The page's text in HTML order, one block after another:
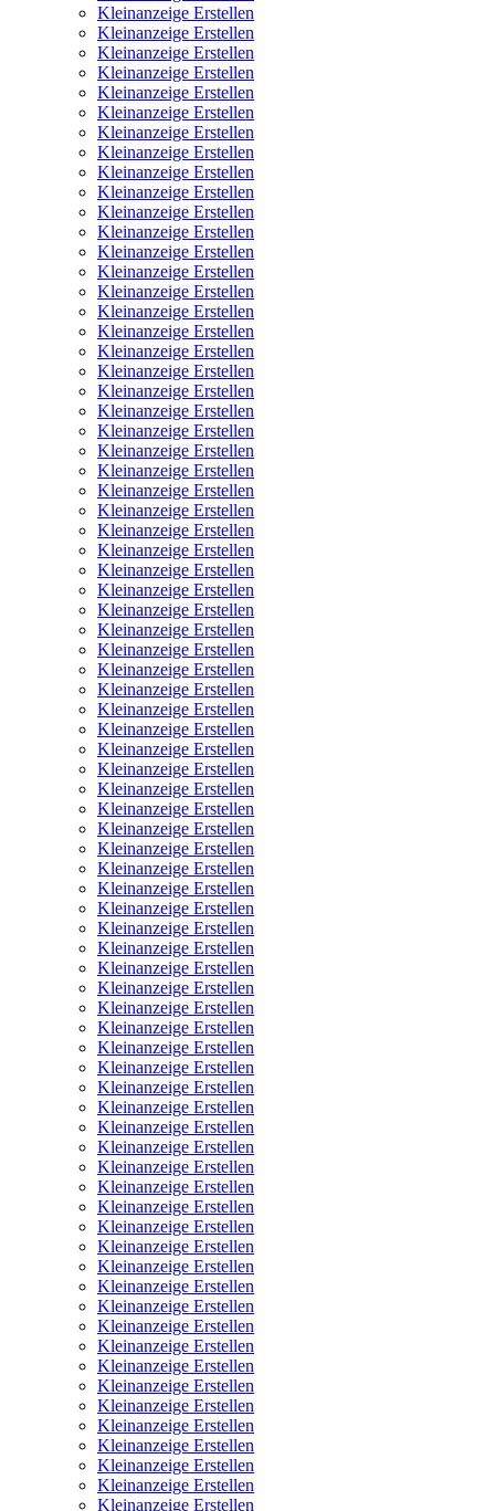
Kleinanzeige Erstellen
Kleinanzeige Erstellen
Kleinanzeige Erstellen
Kleinanzeige Erstellen
Kleinanzeige Erstellen
Kleinanzeige Erstellen
Kleinanzeige Erstellen
Kleinanzeige Erstellen
Kleinanzeige Erstellen
Kleinanzeige Erstellen
Kleinanzeige Erstellen
Kleinanzeige Erstellen
Kleinanzeige Erstellen
Kleinanzeige Erstellen
Kleinanzeige Erstellen
Kleinanzeige Erstellen
Kleinanzeige Erstellen
Kleinanzeige Erstellen
Kleinanzeige Erstellen
Kleinanzeige Erstellen
Kleinanzeige Erstellen
Kleinanzeige Erstellen
Kleinanzeige Erstellen
Kleinanzeige Erstellen
Kleinanzeige Erstellen
Kleinanzeige Erstellen
Kleinanzeige Erstellen
Kleinanzeige Erstellen
Kleinanzeige Erstellen
Kleinanzeige Erstellen
Kleinanzeige Erstellen
Kleinanzeige Erstellen
Kleinanzeige Erstellen
Kleinanzeige Erstellen
Kleinanzeige Erstellen
Kleinanzeige Erstellen
Kleinanzeige Erstellen
Kleinanzeige Erstellen
Kleinanzeige Erstellen
Kleinanzeige Erstellen
Kleinanzeige Erstellen
Kleinanzeige Erstellen
Kleinanzeige Erstellen
Kleinanzeige Erstellen
Kleinanzeige Erstellen
Kleinanzeige Erstellen
Kleinanzeige Erstellen
Kleinanzeige Erstellen
Kleinanzeige Erstellen
Kleinanzeige Erstellen
Kleinanzeige Erstellen
Kleinanzeige Erstellen
Kleinanzeige Erstellen
Kleinanzeige Erstellen
Kleinanzeige Erstellen
Kleinanzeige Erstellen
Kleinanzeige Erstellen
Kleinanzeige Erstellen
Kleinanzeige Erstellen
Kleinanzeige Erstellen
Kleinanzeige Erstellen
Kleinanzeige Erstellen
Kleinanzeige Erstellen
Kleinanzeige Erstellen
Kleinanzeige Erstellen
Kleinanzeige Erstellen
Kleinanzeige Erstellen
Kleinanzeige Erstellen
Kleinanzeige Erstellen
Kleinanzeige Erstellen
Kleinanzeige Erstellen
Kleinanzeige Erstellen
Kleinanzeige Erstellen
Kleinanzeige Erstellen
Kleinanzeige Erstellen
Kleinanzeige Erstellen